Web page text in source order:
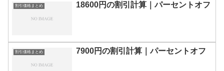
割引価格まとめ 18600円の割引計算｜パーセントオフ
割引価格まとめ 7900円の割引計算｜パーセントオフ